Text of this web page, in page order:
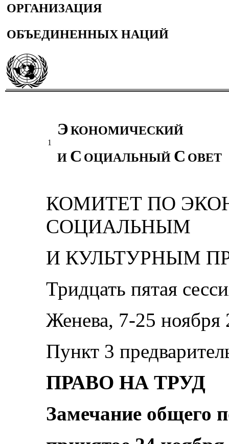
ОРГАНИЗАЦИЯ
ОБЪЕДИНЕННЫХ НАЦИЙ
1
ЭКОНОМИЧЕСКИЙ
И С ОЦИАЛЬНЫЙ С ОВЕТ
КОМИТЕТ ПО
СОЦИАЛЬНЫМ
И КУЛЬТУРНЫМ
Тридцать пятая
Женева, 7-25 ноября
Пункт 3
ПРАВО НА ТРУД
Замечание общего